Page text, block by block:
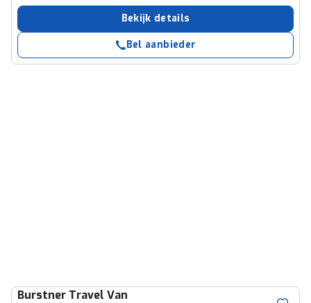
Bekijk details
Bel aanbieder
Burstner Travel Van